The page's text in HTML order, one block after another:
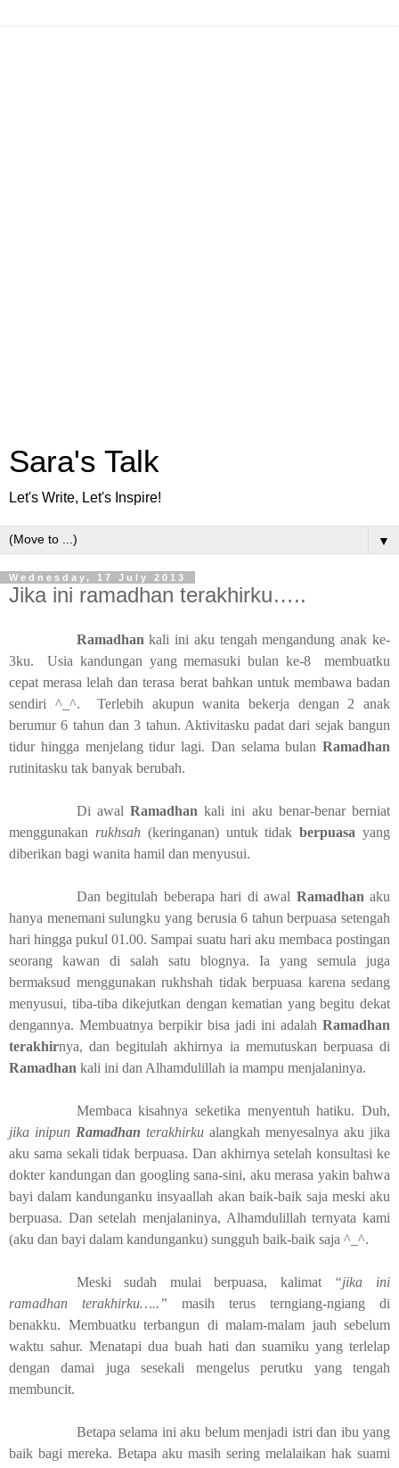
Sara's Talk
Let's Write, Let's Inspire!
▼
Wednesday, 17 July 2013
Jika ini ramadhan terakhirku…..
Ramadhan kali ini aku tengah mengandung anak ke-
3ku. Usia kandungan yang memasuki bulan ke-8 membuatku
cepat merasa lelah dan terasa berat bahkan untuk membawa badan
sendiri ^_^. Terlebih akupun wanita bekerja dengan 2 anak
berumur 6 tahun dan 3 tahun. Aktivitasku padat dari sejak bangun
tidur hingga menjelang tidur lagi. Dan selama bulan Ramadhan
rutinitasku tak banyak berubah.
Di awal Ramadhan kali ini aku benar-benar berniat
menggunakan rukhsah(keringanan) untuk tidakberpuasa yang
diberikan bagi wanita hamil dan menyusui.
Dan begitulah beberapa hari di awal Ramadhan aku
hanya menemani sulungku yang berusia 6 tahun berpuasa setengah
hari hingga pukul 01.00. Sampai suatu hari aku membaca postingan
seorang kawan di salah satu blognya. Ia yang semula juga
bermaksud menggunakan rukhshah tidak berpuasa karena sedang
menyusui, tiba-tiba dikejutkan dengan kematian yang begitu dekat
dengannya. Membuatnya berpikir bisa jadi ini adalah Ramadhan
terakhirnya, dan begitulah akhirnya ia memutuskan berpuasa di
Ramadhan kali ini dan Alhamdulillah ia mampu menjalaninya.
Membaca kisahnya seketika menyentuh hatiku. Duh,
jika inipun Ramadhan terakhirku alangkah menyesalnya aku jika
aku sama sekali tidak berpuasa. Dan akhirnya setelah konsultasi ke
dokter kandungan dan googling sana-sini, aku merasa yakin bahwa
bayi dalam kandunganku insyaallah akan baik-baik saja meski aku
berpuasa. Dan setelah menjalaninya, Alhamdulillah ternyata kami
(aku dan bayi dalam kandunganku) sungguh baik-baik saja ^_^.
Meski sudah mulai berpuasa, kalimat “jika ini
ramadhan terakhirku…..” masih
terus terngiang-ngiang di
benakku. Membuatku terbangun di malam-malam jauh sebelum
waktu sahur. Menatapi dua buah hati dan suamiku yang terlelap
dengan damai juga sesekali mengelus perutku yang tengah
membuncit.
Betapa selama ini aku belum menjadi istri dan ibu yang
baik bagi mereka. Betapa aku masih sering melalaikan hak suami